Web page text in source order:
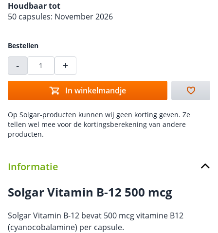
Houdbaar tot
50 capsules: November 2026
Bestellen
- +
In winkelmandje
Op Solgar-producten kunnen wij geen korting geven. Ze
tellen wel mee voor de kortingsberekening van andere
producten.
Informatie
Solgar Vitamin B-12 500 mcg
Solgar Vitamin B-12 bevat 500 mcg vitamine B12
(cyanocobalamine) per capsule.